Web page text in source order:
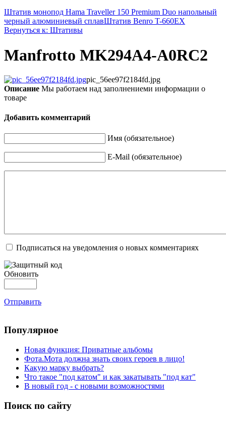
Штатив монопод Hama Traveller 150 Premium Duo напольный
черный алюминиевый сплавШтатив Benro T-660EX
Вернуться к: Штативы
Manfrotto MK294A4-A0RC2
pic_56ee97f2184fd.jpg
Описание Мы работаем над заполнениеми информации о
товаре
Добавить комментарий
Имя (обязательное)
E-Mail (обязательное)
Подписаться на уведомления о новых комментариях
Обновить
Отправить
Популярное
Новая функция: Приватные альбомы
Фота.Мота должна знать своих героев в лицо!
Какую марку выбрать?
Что такое "под катом" и как закатывать "под кат"
В новый год - с новыми возможностями
Поиск по сайту